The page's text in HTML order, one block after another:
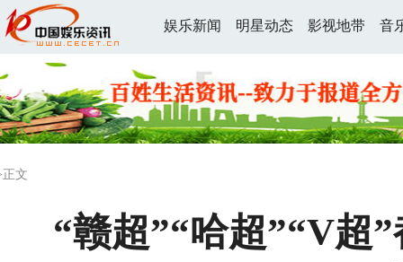
娱乐新闻 明星动态 影视地带 音
文
“赣超”“哈超”“V超